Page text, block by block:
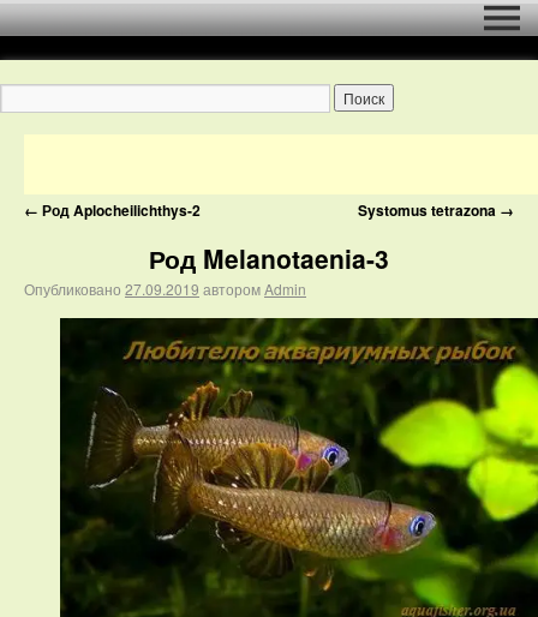
← Род Aplocheilichthys-2 Systomus tetrazona →
Род Melanotaenia-3
Опубликовано 27.09.2019 авторомAdmin